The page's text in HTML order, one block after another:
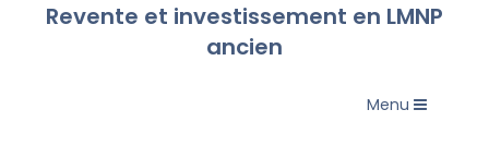
Revente et investissement en LMNP
ancien
Toggle
Menu